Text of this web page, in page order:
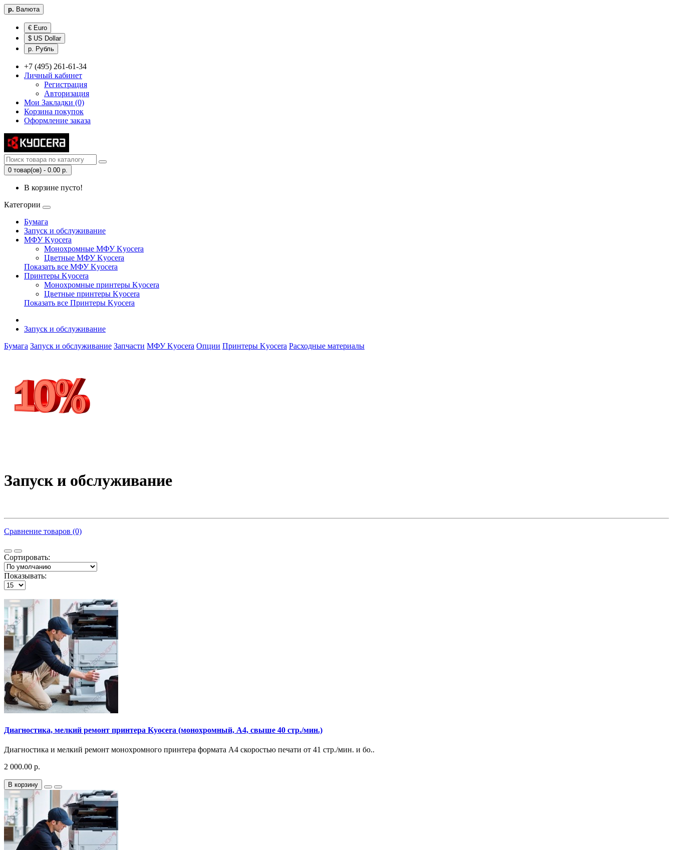
р. Валюта
€ Euro
$ US Dollar
р. Рубль
+7 (495) 261-61-34
Личный кабинет
Регистрация
Авторизация
Мои Закладки (0)
Корзина покупок
Оформление заказа
0 товар(ов) - 0.00 р.
В корзине пусто!
Категории
Бумага
Запуск и обслуживание
МФУ Kyocera
Монохромные МФУ Kyocera
Цветные МФУ Kyocera
Показать все МФУ Kyocera
Принтеры Kyocera
Монохромные принтеры Kyocera
Цветные принтеры Kyocera
Показать все Принтеры Kyocera
Запуск и обслуживание
Бумага Запуск и обслуживание Запчасти МФУ Kyocera Опции Принтеры Kyocera Расходные материалы
Запуск и обслуживание
Сравнение товаров (0)
Сортировать:
Показывать:
Диагностика, мелкий ремонт принтера Kyocera (монохромный, A4, свыше 40 стр./мин.)
Диагностика и мелкий ремонт монохромного принтера формата A4 скоростью печати от 41 стр./мин. и бо..
2 000.00 р.
В корзину